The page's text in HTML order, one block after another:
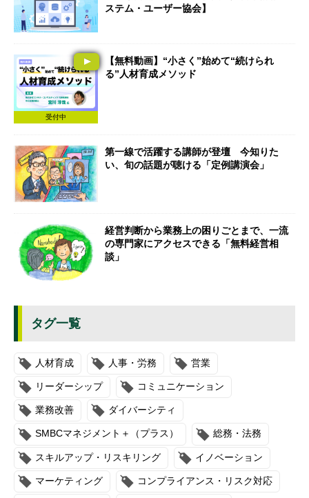
ステム・ユーザー協会】
受付中
【無料動画】“小さく”始めて“続けられ
る”人材育成メソッド
第一線で活躍する講師が登壇 今知りた
い、旬の話題が聴ける「定例講演会」
経営判断から業務上の困りごとまで、一流
の専門家にアクセスできる「無料経営相
談」
タグ一覧
人材育成 人事・労務 営業
リーダーシップ コミュニケーション
業務改善 ダイバーシティ
SMBCマネジメント＋（プラス） 総務・法務
スキルアップ・リスキリング イノベーション
マーケティング コンプライアンス・リスク対応